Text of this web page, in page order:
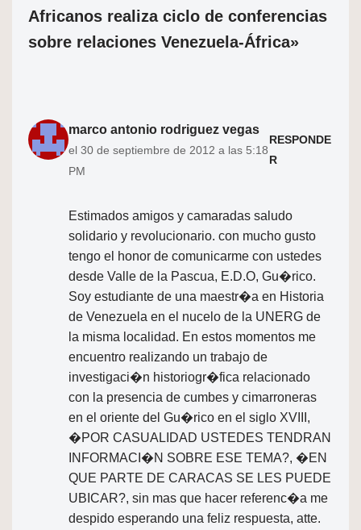
Africanos realiza ciclo de conferencias
sobre relaciones Venezuela-África»
marco antonio rodriguez vegas
el 30 de septiembre de 2012 a las 5:18
PM
RESPONDE
R
Estimados amigos y camaradas saludo
solidario y revolucionario. con mucho gusto
tengo el honor de comunicarme con ustedes
desde Valle de la Pascua, E.D.O, Gu�rico.
Soy estudiante de una maestr�a en Historia
de Venezuela en el nucelo de la UNERG de
la misma localidad. En estos momentos me
encuentro realizando un trabajo de
investigaci�n historiogr�fica relacionado
con la presencia de cumbes y cimarroneras
en el oriente del Gu�rico en el siglo XVIII,
�POR CASUALIDAD USTEDES TENDRAN
INFORMACI�N SOBRE ESE TEMA?, �EN
QUE PARTE DE CARACAS SE LES PUEDE
UBICAR?, sin mas que hacer referenc�a me
despido esperando una feliz respuesta, atte.